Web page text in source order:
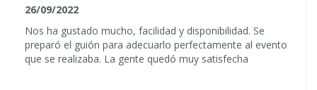
26/09/2022
Nos ha gustado mucho, facilidad y disponibilidad. Se
preparó el guión para adecuarlo perfectamente al evento
que se realizaba. La gente quedó muy satisfecha